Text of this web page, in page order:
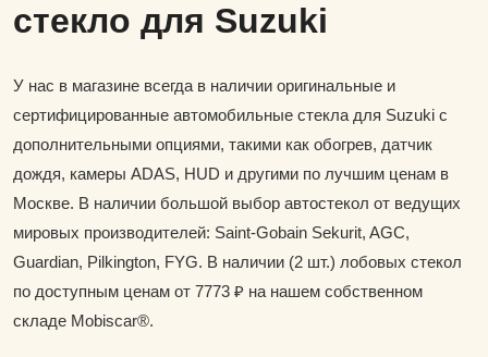
стекло для Suzuki
У нас в магазине всегда в наличии оригинальные и
сертифицированные автомобильные стекла для Suzuki с
дополнительными опциями, такими как обогрев, датчик
дождя, камеры ADAS, HUD и другими по лучшим ценам в
Москве. В наличии большой выбор автостекол от ведущих
мировых производителей: Saint-Gobain Sekurit, AGC,
Guardian, Pilkington, FYG. В наличии (2 шт.) лобовых стекол
по доступным ценам от 7773 ₽ на нашем собственном
складе Mobiscar®.